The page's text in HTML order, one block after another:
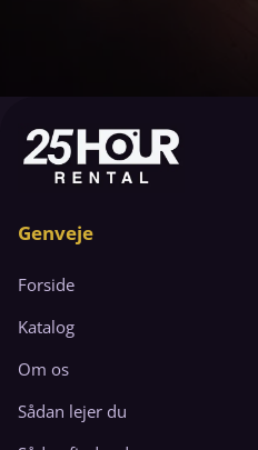
Genveje
Forside
Katalog
Om os
Sådan lejer du